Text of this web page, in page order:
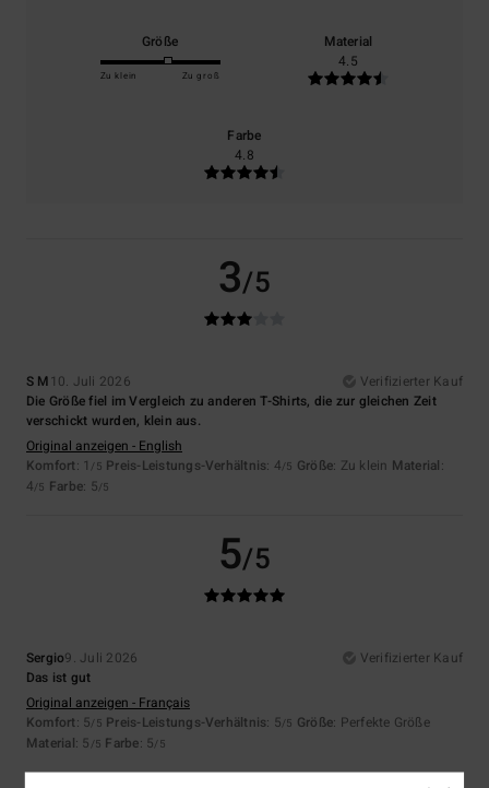
Größe
Zu klein Zu groß
Material
4.5
Farbe
4.8
3/5
S M 10. Juli 2026
Verifizierter Kauf
Die Größe fiel im Vergleich zu anderen T-Shirts, die zur gleichen Zeit
verschickt wurden, klein aus.
Original anzeigen - English
Komfort: 1 /5 Preis-Leistungs-Verhältnis: 4/5 Größe: Zu klein Material:
4/5 Farbe: 5/5
5/5
Sergio9. Juli 2026
Verifizierter Kauf
Das ist gut
Original anzeigen - Français
Komfort: 5/5 Preis-Leistungs-Verhältnis: 5/5 Größe: Perfekte Größe
Material: 5 /5 Farbe: 5/5